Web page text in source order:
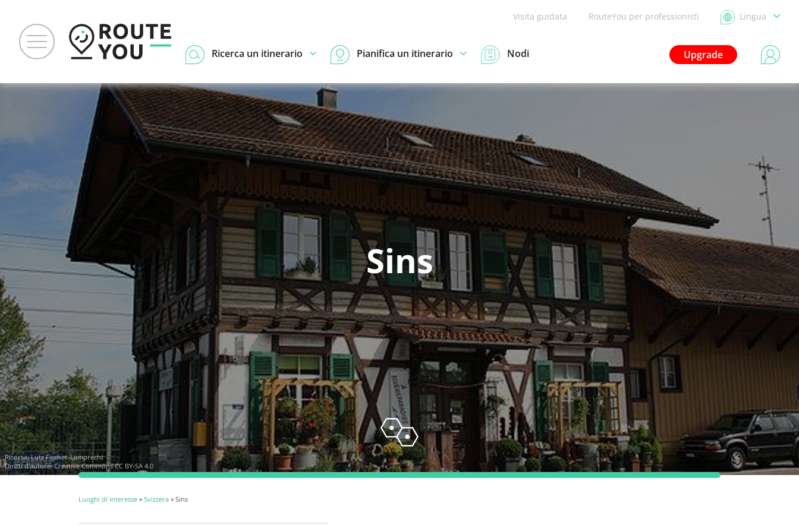
Visita guidata RouteYou per professionisti Lingua
Upgrade
Ricerca un itinerario Pianifica un itinerario Nodi
Sins
Risorsa:Lutz Fischer-Lamprecht
Diritti d'autore:Creative Commons CC BY-SA 4.0
Luoghi di interesse » Svizzera » Sins